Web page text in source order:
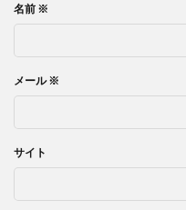
名前 ※
メール※
サイト